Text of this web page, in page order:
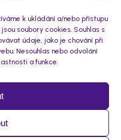
k ukládání a/nebo přístupu
soubory cookies. Souhlas s
údaje, jako je chování při
Nesouhlas nebo odvolání
a funkce.